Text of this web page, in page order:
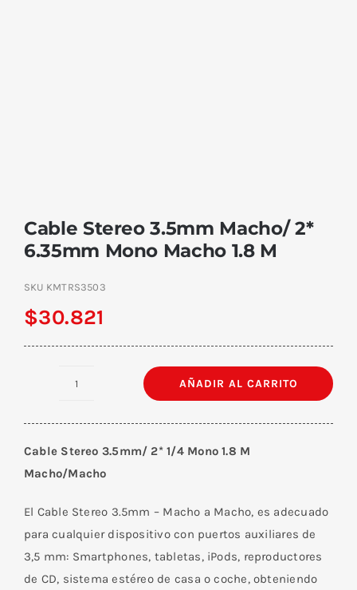
Cable Stereo 3.5mm Macho/ 2*
6.35mm Mono Macho 1.8 M
SKU KMTRS3503
$30.821
Macho/
2*
6.35mm
Mono
Macho
1.8
AÑADIR AL CARRITO
Cable Stereo 3.5mm/ 2* 1/4 Mono 1.8 M
Macho/Macho
El Cable Stereo 3.5mm – Macho a Macho, es adecuado
para cualquier dispositivo con puertos auxiliares de
3,5 mm: Smartphones, tabletas, iPods, reproductores
de CD, sistema estéreo de casa o coche, obteniendo